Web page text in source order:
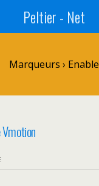
Peltier - Net
Marqueurs › Enable